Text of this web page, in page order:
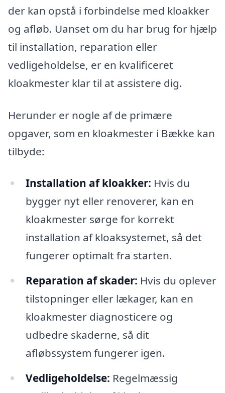
der kan opstå i forbindelse med kloakker
og afløb. Uanset om du har brug for hjælp
til installation, reparation eller
vedligeholdelse, er en kvalificeret
kloakmester klar til at assistere dig.
Herunder er nogle af de primære
opgaver, som en kloakmester i Bække kan
tilbyde:
Installation af kloakker: Hvis du
bygger nyt eller renoverer, kan en
kloakmester sørge for korrekt
installation af kloaksystemet, så det
fungerer optimalt fra starten.
Reparation af skader: Hvis du oplever
tilstopninger eller lækager, kan en
kloakmester diagnosticere og
udbedre skaderne, så dit
afløbssystem fungerer igen.
Vedligeholdelse: Regelmæssig